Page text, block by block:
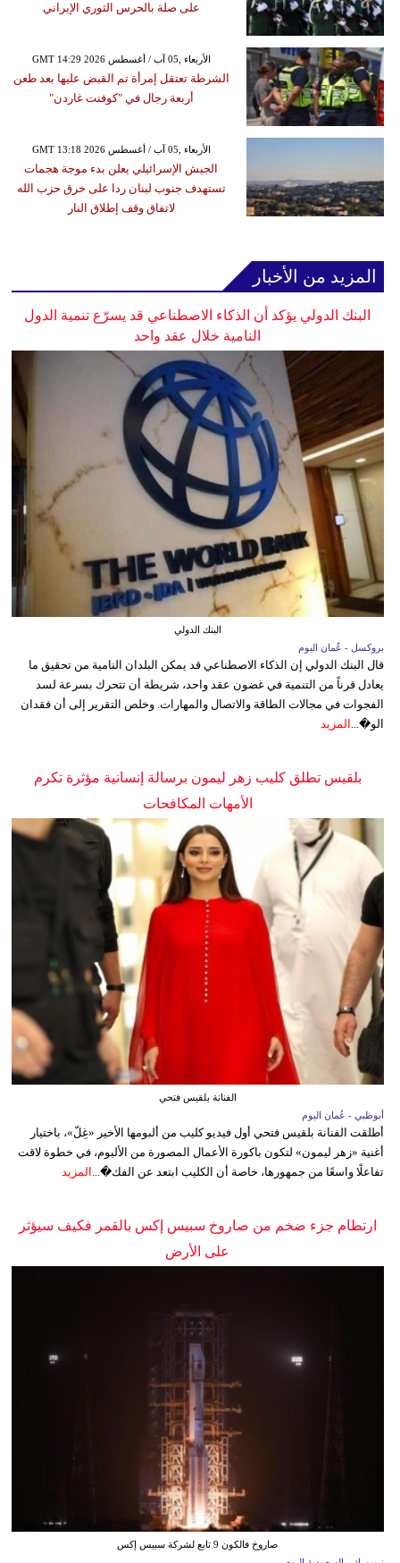
على صلة بالحرس الثوري الإيراني
GMT 14:29 2026 الأربعاء ,05 آب / أغسطس
الشرطة تعتقل إمرأة تم القبض عليها بعد طعن
أربعة رجال في "كوفنت غاردن"
GMT 13:18 2026 الأربعاء ,05 آب / أغسطس
الجيش الإسرائيلي يعلن بدء موجة هجمات
تستهدف جنوب لبنان ردا على خرق حزب الله
لاتفاق وقف إطلاق النار
المزيد من الأخبار
البنك الدولي يؤكد أن الذكاء الاصطناعي قد يسرّع تنمية الدول
النامية خلال عقد واحد
البنك الدولي
بروكسل - عُمان اليوم
قال البنك الدولي إن الذكاء الاصطناعي قد يمكن البلدان النامية من تحقيق ما
يعادل قرناً من التنمية في غضون عقد واحد، شريطة أن تتحرك بسرعة لسد
الفجوات في مجالات الطاقة والاتصال والمهارات. وخلص التقرير إلى أن فقدان
الو�...
المزيد
بلقيس تطلق كليب زهر ليمون برسالة إنسانية مؤثرة تكرم
الأمهات المكافحات
الفنانة بلقيس فتحي
أبوظبي - عُمان اليوم
أطلقت الفنانة بلقيس فتحي أول فيديو كليب من ألبومها الأخير «غِلّ»، باختيار
أغنية «زهر ليمون» لتكون باكورة الأعمال المصورة من الألبوم، في خطوة لاقت
تفاعلًا واسعًا من جمهورها، خاصة أن الكليب ابتعد عن الفك�... المزيد
ارتطام جزء ضخم من صاروخ سبيس إكس بالقمر فكيف سيؤثر
على الأرض
صاروخ فالكون 9 تابع لشركة سبيس إكس